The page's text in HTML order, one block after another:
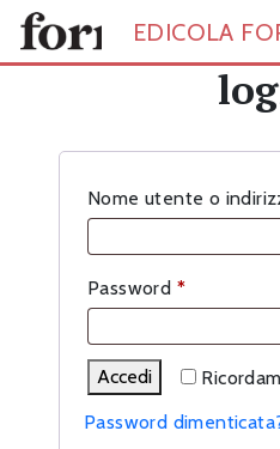
Skip to main content
EDICOLA
Nome utente o
Password *Richiesto
Accedi
Password